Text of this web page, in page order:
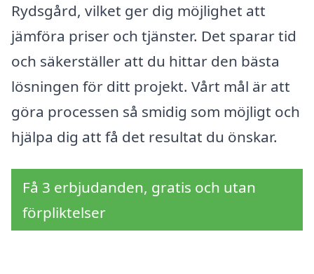
Rydsgård, vilket ger dig möjlighet att
jämföra priser och tjänster. Det sparar tid
och säkerställer att du hittar den bästa
lösningen för ditt projekt. Vårt mål är att
göra processen så smidig som möjligt och
hjälpa dig att få det resultat du önskar.
Få 3 erbjudanden, gratis och utan
förpliktelser